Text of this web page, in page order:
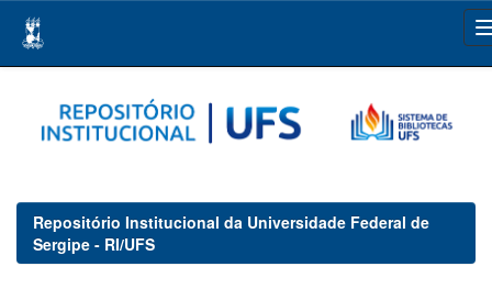
navigation
Repositório Institucional da Universidade Federal de
Sergipe - RI/UFS